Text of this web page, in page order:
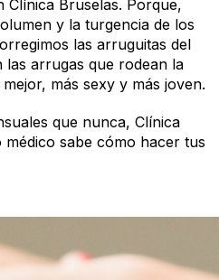
Bruselas. Porque,
y la turgencia de los
las arruguitas del
las arrugas que rodean la
más sexy y más joven.
que nunca, Clínica
sabe cómo hacer tus